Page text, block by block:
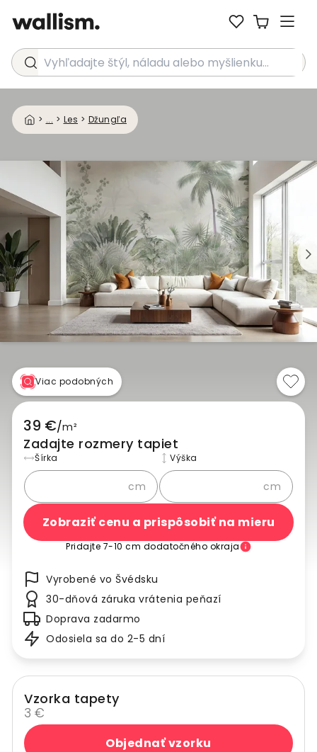
Vyhľadajte štýl, náladu alebo myšlienku...
> ... > Les > Džungľa
Viac podobných
39 €/m²
Zadajte rozmery tapiet
Šírka
cm
Výška
cm
Zobraziť cenu a prispôsobiť na mieru
Pridajte 7-10 cm dodatočného okraja
Vyrobené vo Švédsku
30-dňová záruka vrátenia peňazí
Doprava zadarmo
Odosiela sa do 2-5 dní
Vzorka tapety
3 €
Objednať vzorku